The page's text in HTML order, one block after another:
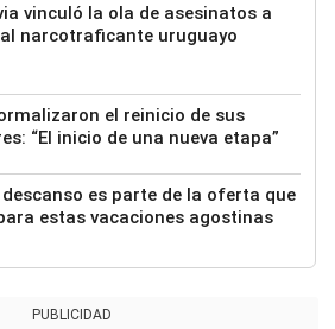
vinculó la ola de asesinatos a
narcotraficante uruguayo
el reinicio de sus
“El inicio de una nueva etapa”
es parte de la oferta que
estas vacaciones agostinas
PUBLICIDAD